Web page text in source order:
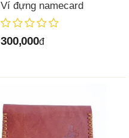
Ví đựng namecard
300,000đ